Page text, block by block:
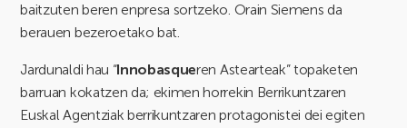
baitzuten beren enpresa sortzeko. Orain Siemens da
berauen bezeroetako bat.
Jardunaldi hau “Innobasqueren Astearteak” topaketen
barruan kokatzen da; ekimen horrekin Berrikuntzaren
Euskal Agentziak berrikuntzaren protagonistei dei egiten